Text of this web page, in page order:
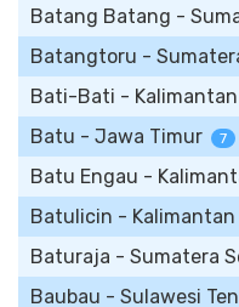
Batang Batang -
Batangtoru -
Bati-Bati -
Batu - Jawa Timur 7
Batu Engau -
Batulicin - Kalimantan
Baturaja - Sumatera
Baubau - Sulawesi